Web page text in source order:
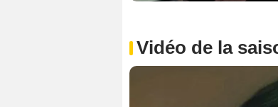
Vidéo de la